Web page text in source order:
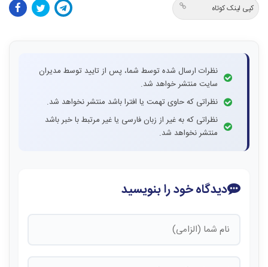
کپی لینک کوتاه
نظرات ارسال شده توسط شما، پس از تایید توسط مدیران
سایت منتشر خواهد شد.
نظراتی که حاوی تهمت یا افترا باشد منتشر نخواهد شد.
نظراتی که به غیر از زبان فارسی یا غیر مرتبط با خبر باشد
منتشر نخواهد شد.
دیدگاه خود را بنویسید